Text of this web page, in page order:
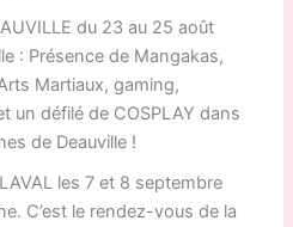
du 23 au 25 août
: Présence de Mangakas,
Martiaux, gaming,
un défilé de COSPLAY dans
de Deauville !
les 7 et 8 septembre
C’est le rendez-vous de la